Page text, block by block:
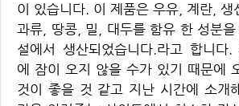
이 있습니다. 이 제품은 우유, 계란, 생
과류, 땅콩, 밀, 대두를 함유 한 성분을
설에서 생산되었습니다.라고 합니다
에 잠이 오지 않을 수가 있기 때문에
것이 좋을 것 같고 지난 시간에 소개